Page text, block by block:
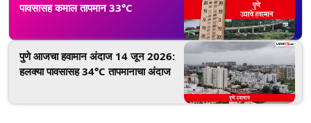
पावसासह कमाल तापमान 33°C
पुणे आजचा हवामान अंदाज 14 जून 2026:
हलक्या पावसासह 34°C तापमानाचा अंदाज